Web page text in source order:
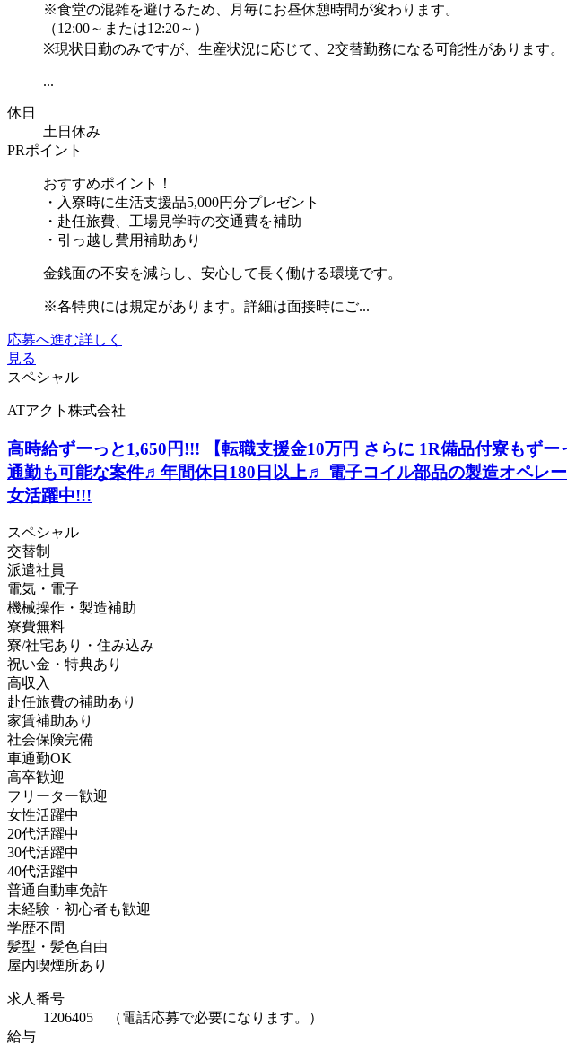
※食堂の混雑を避けるため、月毎にお昼休憩時間が変わります。
（12:00～または12:20～）
※現状日勤のみですが、生産状況に応じて、2交替勤務になる可能性があります。
...
休日
土日休み
PRポイント
おすすめポイント！
・入寮時に生活支援品5,000円分プレゼント
・赴任旅費、工場見学時の交通費を補助
・引っ越し費用補助あり
金銭面の不安を減らし、安心して長く働ける環境です。
※各特典には規定があります。詳細は面接時にご...
応募へ進む詳しく
見る
スペシャル
ATアクト株式会社
高時給ずーっと1,650円!!! 【転職支援金10万円 さらに 1R備品付寮もず
通勤も可能な案件♬年間休日180日以上♬ 電子コイル部品の製造オペレ
女活躍中!!!
スペシャル
交替制
派遣社員
電気・電子
機械操作・製造補助
寮費無料
寮/社宅あり・住み込み
祝い金・特典あり
高収入
赴任旅費の補助あり
家賃補助あり
社会保険完備
車通勤OK
高卒歓迎
フリーター歓迎
女性活躍中
20代活躍中
30代活躍中
40代活躍中
普通自動車免許
未経験・初心者も歓迎
学歴不問
髪型・髪色自由
屋内喫煙所あり
求人番号
1206405 （電話応募で必要になります。）
給与